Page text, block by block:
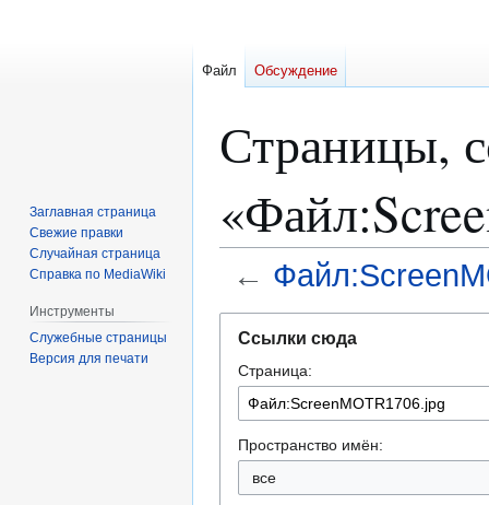
Страницы,
←
навигации
поиску
Ссылки сюда
Страница:
Пространство имён:
все
Файл Обсуждение
Заглавная страница
Свежие правки
Случайная страница
Справка по MediaWiki
Инструменты
Служебные страницы
Версия для печати